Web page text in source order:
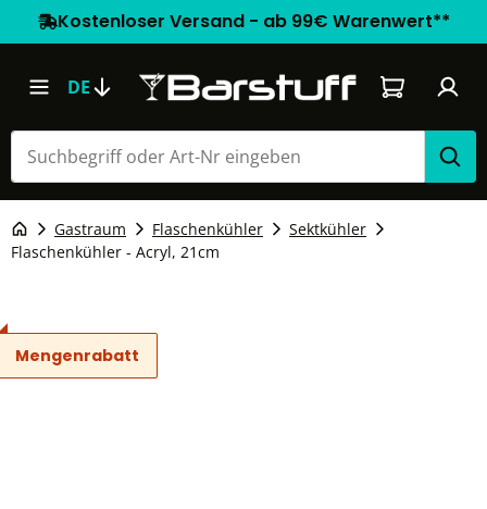
Kostenloser Versand - ab 99€ Warenwert**
DE Warenkorb
Gastraum Flaschenkühler
Sektkühler
Flaschenkühler - Acryl, 21cm
Mengenrabatt